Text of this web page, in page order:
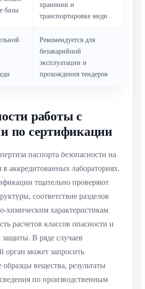
базы
хранении и
транспортировке меди
Рекомендуется для
безаварийной
эксплуатации и
прохождения тендеров
работы с
по сертификации
паспорта безопасности на
в аккредитованных лабораториях.
тщательно проверяют
соответствие разделов
химическим характеристикам
расчетов классов опасности и
защиты. В ряде случаев
орган может запросить
вещества, результаты
по производственным